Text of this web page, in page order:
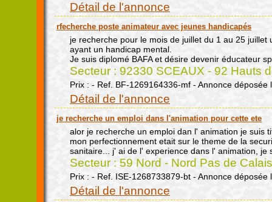
Détail de l'annonce
rfecherche poste animateur avec jeunes handicapés
je recherche pour le mois de juillet du 1 au 25 juillet
ayant un handicap mental.
Je suis diplomé BAFA et désire devenir éducateur
Secteur : 92330 SCEAUX - 92 Hauts
Prix : - Ref. BF-1269164336-mf - Annonce déposée
Détail de l'annonce
je recherche un emploi dans l'animation pour cette ete
alor je recherche un emploi dan l' animation je suis
mon perfectionnement etait sur le theme de la
sanitaire... j' ai de l' experience dans l' animation, je
Secteur : 59 Nord - Nord Pas de Calais
Prix : - Ref. ISE-1268733879-bt - Annonce déposée
Détail de l'annonce